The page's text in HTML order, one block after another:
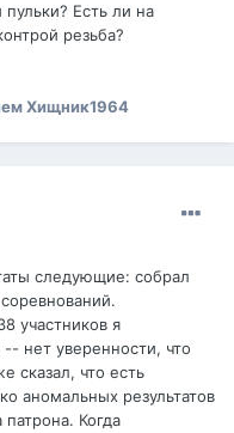
Есть ли на
резьба?
Хищник1964
следующие: собрал
участников я
нет уверенности, что
сказал, что есть
аномальных результатов
Когда